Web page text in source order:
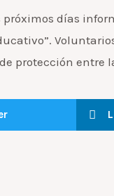
próximos días
protección entre